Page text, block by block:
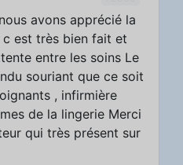
avons apprécié la
est très bien fait et
entre les soins Le
souriant que ce soit
, infirmière
de la lingerie Merci
qui très présent sur